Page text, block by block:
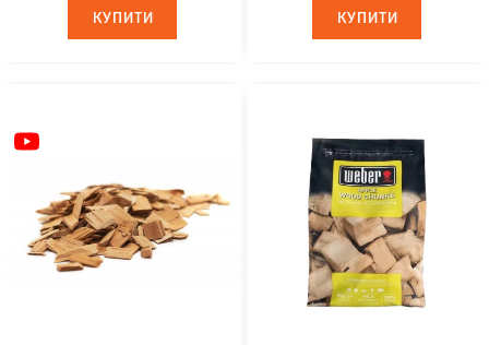
КУПИТИ
КУПИТИ КУПИТИ
КУПИТИ